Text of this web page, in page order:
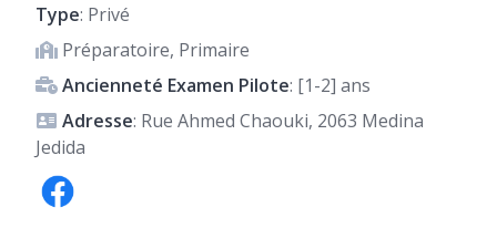
Type: Privé
Préparatoire, Primaire
Ancienneté Examen Pilote: [1-2] ans
Adresse: Rue Ahmed Chaouki, 2063 Medina
Jedida